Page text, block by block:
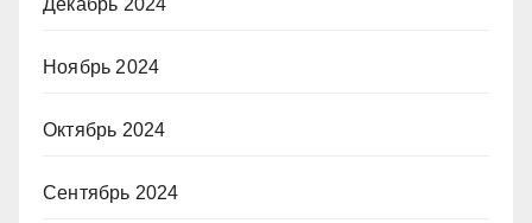
Ноябрь 2024
Октябрь 2024
Сентябрь 2024